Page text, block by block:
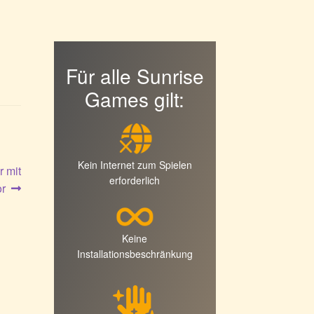
mit
Für alle Sunrise
Games gilt:
Kein Internet zum Spielen
erforderlich
Keine
Installationsbeschränkung